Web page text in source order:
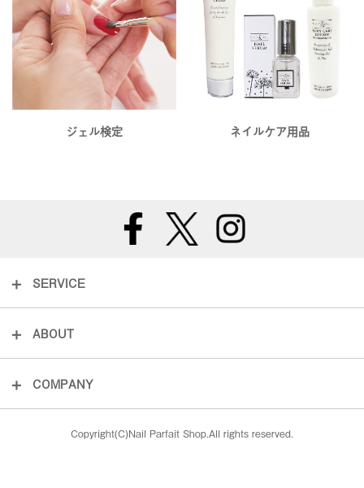
ジェル検定 ネイルケア用品
SERVICE
ABOUT
COMPANY
Copyright(C)Nail Parfait Shop.All rights reserved.